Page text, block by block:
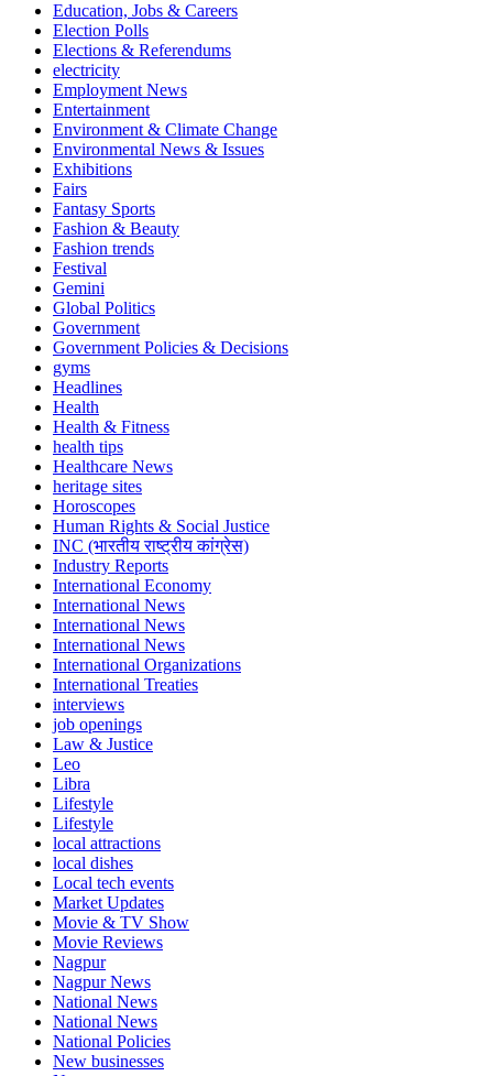
Education, Jobs & Careers
Election Polls
Elections & Referendums
electricity
Employment News
Entertainment
Environment & Climate Change
Environmental News & Issues
Exhibitions
Fairs
Fantasy Sports
Fashion & Beauty
Fashion trends
Festival
Gemini
Global Politics
Government
Government Policies & Decisions
gyms
Headlines
Health
Health & Fitness
health tips
Healthcare News
heritage sites
Horoscopes
Human Rights & Social Justice
INC (भारतीय राष्ट्रीय कांग्रेस)
Industry Reports
International Economy
International News
International News
International News
International Organizations
International Treaties
interviews
job openings
Law & Justice
Leo
Libra
Lifestyle
Lifestyle
local attractions
local dishes
Local tech events
Market Updates
Movie & TV Show
Movie Reviews
Nagpur
Nagpur News
National News
National News
National Policies
New businesses